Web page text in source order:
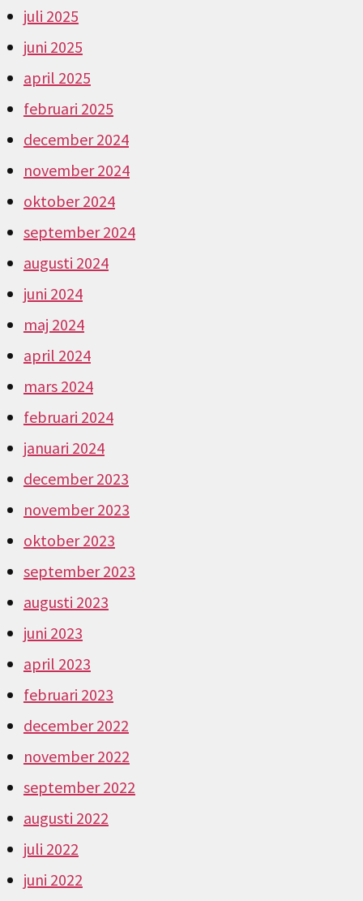
juli 2025
juni 2025
april 2025
februari 2025
december 2024
november 2024
oktober 2024
september 2024
augusti 2024
juni 2024
maj 2024
april 2024
mars 2024
februari 2024
januari 2024
december 2023
november 2023
oktober 2023
september 2023
augusti 2023
juni 2023
april 2023
februari 2023
december 2022
november 2022
september 2022
augusti 2022
juli 2022
juni 2022